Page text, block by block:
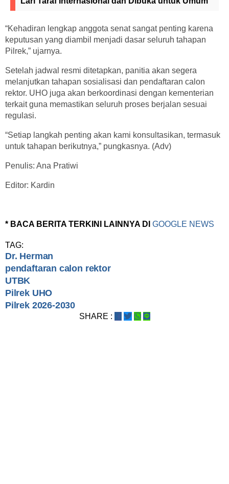
“Kehadiran lengkap anggota senat sangat penting karena
keputusan yang diambil menjadi dasar seluruh tahapan
Pilrek,” ujarnya.
Setelah jadwal resmi ditetapkan, panitia akan segera
melanjutkan tahapan sosialisasi dan pendaftaran calon
rektor. UHO juga akan berkoordinasi dengan kementerian
terkait guna memastikan seluruh proses berjalan sesuai
regulasi.
“Setiap langkah penting akan kami konsultasikan, termasuk
untuk tahapan berikutnya,” pungkasnya. (Adv)
Penulis: Ana Pratiwi
Editor: Kardin
* BACA BERITA TERKINI LAINNYA DI GOOGLE NEWS
TAG:
Dr. Herman
pendaftaran calon rektor
UTBK
Pilrek UHO
Pilrek 2026-2030
SHARE :